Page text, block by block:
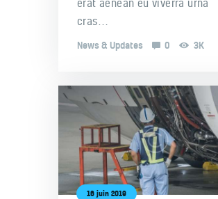
cras…
News & Updates 0 3K
16 juin 2019